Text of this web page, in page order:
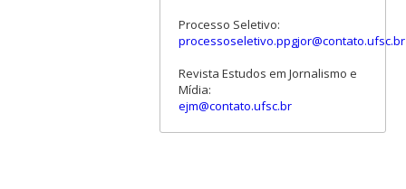
Processo Seletivo:
processoseletivo.ppgjor@contato.ufsc.br
Revista Estudos em Jornalismo e
Mídia:
ejm@contato.ufsc.br